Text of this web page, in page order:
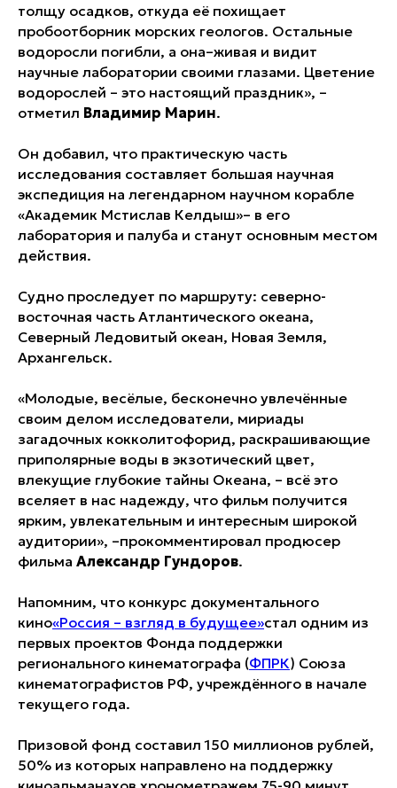
толщу осадков, откуда её похищает
пробоотборник морских геологов. Остальные
водоросли погибли, а она–живая и видит
научные лаборатории своими глазами. Цветение
водорослей – это настоящий праздник», –
отметил Владимир Марин.
Он добавил, что практическую часть
исследования составляет большая научная
экспедиция на легендарном научном корабле
«Академик Мстислав Келдыш»– в его
лаборатория и палуба и станут основным местом
действия.
Судно проследует по маршруту: северно-
восточная часть Атлантического океана,
Северный Ледовитый океан, Новая Земля,
Архангельск.
«Молодые, весёлые, бесконечно увлечённые
своим делом исследователи, мириады
загадочных кокколитофорид, раскрашивающие
приполярные воды в экзотический цвет,
влекущие глубокие тайны Океана, – всё это
вселяет в нас надежду, что фильм получится
ярким, увлекательным и интересным широкой
аудитории», –прокомментировал продюсер
фильма Александр Гундоров.
Напомним, что конкурс документального
кино«Россия – взгляд в будущее»стал одним из
первых проектов Фонда поддержки
регионального кинематографа (ФПРК) Союза
кинематографистов РФ, учреждённого в начале
текущего года.
Призовой фонд составил 150 миллионов рублей,
50% из которых направлено на поддержку